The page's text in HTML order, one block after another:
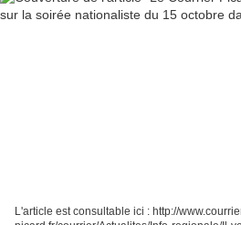
L'article est consultable ici : http://